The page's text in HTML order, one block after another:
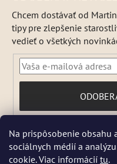
Na prispôsobenie obsahu
sociálnych médií a
cookie. Viac informácií tu.
DŇA 5 a 6 AUGUSTA
Letná prevádzka: Počas
Chcem dostávať od
tipy pre zlepšenie
vedieť o všetkých
SA
podmienkami ochrany